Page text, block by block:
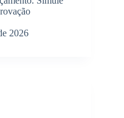
2026